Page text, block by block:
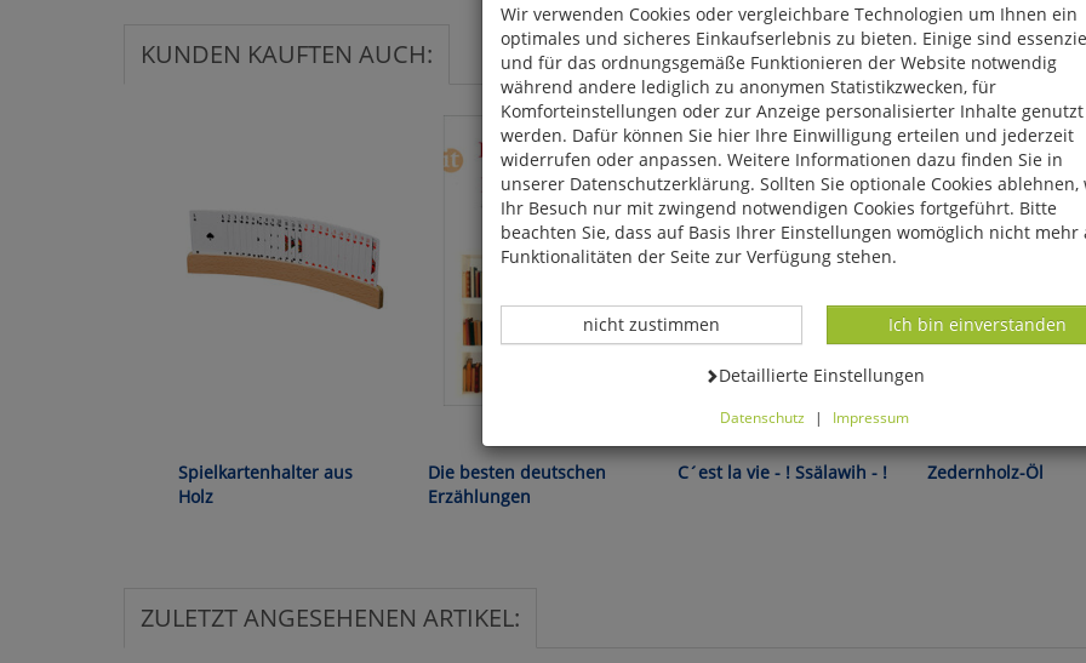
KUNDEN KAUFTEN AUCH:
Spielkartenhalter aus
Holz
Die besten deutschen
Erzählungen
Kurt Tucholsky:
C´est la vie - ! Ssälawih - ! Zedernholz-Öl
ZULETZT ANGESEHENEN ARTIKEL:
Wir verwenden Cookies oder vergleichbare Technologien um Ihnen ein
optimales und sicheres Einkaufserlebnis zu bieten. Einige sind
und für das ordnungsgemäße Funktionieren der Website notwendig
während andere lediglich zu anonymen Statistikzwecken, für
Komforteinstellungen oder zur Anzeige personalisierter Inhalte genutzt
werden. Dafür können Sie hier Ihre Einwilligung erteilen und jederzeit
widerrufen oder anpassen. Weitere Informationen dazu finden Sie in
unserer Datenschutzerklärung. Sollten Sie optionale Cookies ablehnen,
Ihr Besuch nur mit zwingend notwendigen Cookies fortgeführt. Bitte
beachten Sie, dass auf Basis Ihrer Einstellungen womöglich nicht mehr
Funktionalitäten der Seite zur Verfügung stehen.
Datenverarbeitung -
Ich bin einverstanden
Datenverarbeitung -
nicht zustimmen
Datenverarbeitung -
Detaillierte Einstellungen
Datenschutz | Impressum
Cookies ablehnen, wird Ihr Besuch nur mit zwingend notwendigen
fortgeführt. Bitte beachten Sie, dass auf Basis Ihrer Einstellungen
nicht mehr alle Funktionalitäten der Seite zur Verfügung stehen.